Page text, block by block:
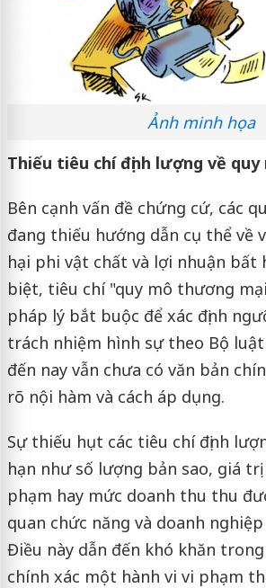
Ảnh minh họa
Thiếu tiêu chí định lượng về quy
Bên cạnh vấn đề chứng cứ, các
đang thiếu hướng dẫn cụ thể về
hại phi vật chất và lợi nhuận bất
biệt, tiêu chí "quy mô thương
pháp lý bắt buộc để xác định
trách nhiệm hình sự theo Bộ
đến nay vẫn chưa có văn bản
rõ nội hàm và cách áp dụng.
Sự thiếu hụt các tiêu chí định
hạn như số lượng bản sao, giá trị
phạm hay mức doanh thu thu
quan chức năng và doanh
Điều này dẫn đến khó khăn
chính xác một hành vi vi phạm